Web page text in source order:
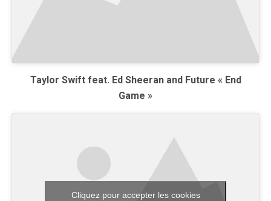
Taylor Swift feat. Ed Sheeran and Future « End
Game »
Cliquez pour accepter les cookies